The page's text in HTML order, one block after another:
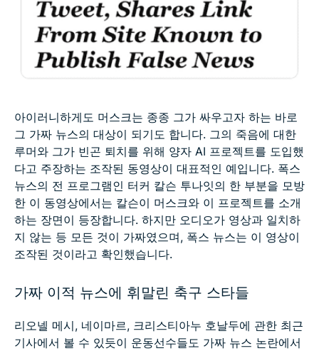
아이러니하게도 머스크는 종종 그가 싸우고자 하는 바로
그 가짜 뉴스의 대상이 되기도 합니다. 그의 죽음에 대한
루머와 그가 빈곤 퇴치를 위해 양자 AI 프로젝트를 도입했
다고 주장하는 조작된 동영상이 대표적인 예입니다. 폭스
뉴스의 전 프로그램인 터커 칼슨 투나잇의 한 부분을 모방
한 이 동영상에서는 칼슨이 머스크와 이 프로젝트를 소개
하는 장면이 등장합니다. 하지만 오디오가 영상과 일치하
지 않는 등 모든 것이 가짜였으며, 폭스 뉴스는 이 영상이
조작된 것이라고 확인했습니다.
가짜 이적 뉴스에 휘말린 축구 스타들
리오넬 메시, 네이마르, 크리스티아누 호날두에 관한 최근
기사에서 볼 수 있듯이 운동선수들도 가짜 뉴스 논란에서